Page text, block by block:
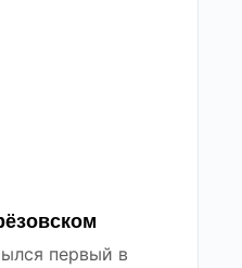
первый в